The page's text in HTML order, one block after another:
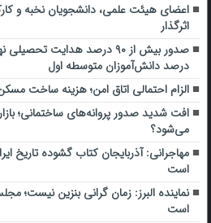
اعضای هیئت علمی، دانشجویان نخبه و
اثرگذار
درصد دانش‌آموزان متوسطه اول
الزام احتمالی اتاق امن؛ هزینه ساخت
افت شدید صدور پروانه‌های ساختمانی؛
می‌شود؟
مهاجرانی: آذربایجان کتاب گشوده تاریخ
است
نماینده البرز: زمان گرانی بنزین نیست؛
است